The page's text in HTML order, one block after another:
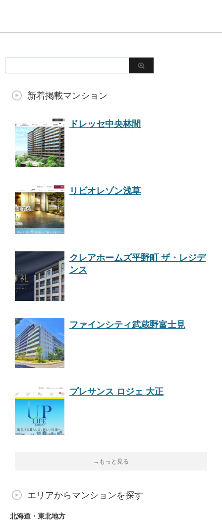
新着掲載マンション
ドレッセ中央林間
リビオレゾン浅草
クレアホームズ平野町 ザ・レジデ
ンス
ファインシティ武蔵野富士見
プレサンス ロジェ 大正
→もっと見る
エリアからマンションを探す
北海道・東北地方